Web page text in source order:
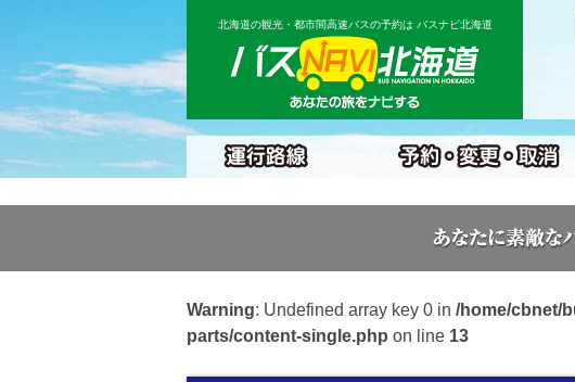
北海道の観光・都市間高速バスの予約は バスナビ北海道
Warning: Undefined array key 0 in /home/cbnet/
parts/content-single.php on line 13